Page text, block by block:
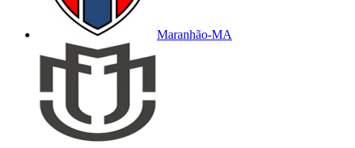
Maranhão-MA